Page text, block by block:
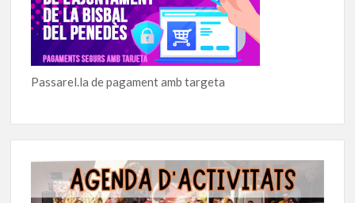
Passarel.la de pagament amb targeta